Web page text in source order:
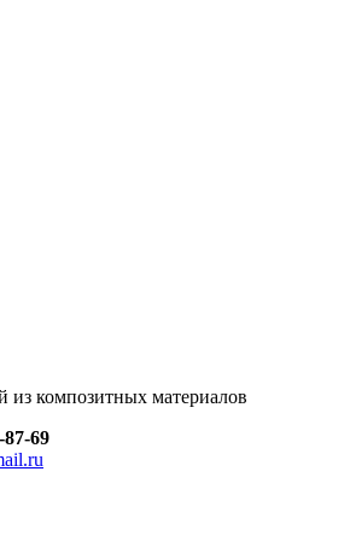
из композитных материалов
69